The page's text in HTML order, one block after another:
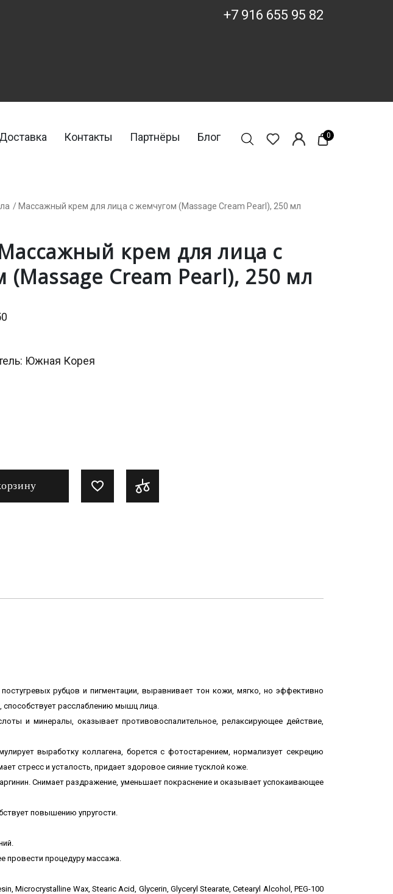
+7 916 655 95 82
Доставка Контакты Партнёры Блог 0
/ Массажный крем для лица с жемчугом (Massage Cream Pearl), 250 мл
крем для лица с
Cream Pearl), 250 мл
Южная Корея
рубцов и пигментации, выравнивает тон кожи, мягко, но эффективно
способствует расслаблению мышц лица.
и минералы, оказывает противовоспалительное, релаксирующее действие,
выработку коллагена, борется с фотостарением, нормализует секрецию
стресс и усталость, придает здоровое сияние тусклой коже.
Снимает раздражение, уменьшает покраснение и оказывает успокаивающее
повышению упругости.
провести процедуру массажа.
Microcrystalline Wax, Stearic Acid, Glycerin, Glyceryl Stearate, Cetearyl Alcohol, PEG-100